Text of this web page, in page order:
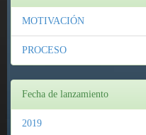
MOTIVACIÓN
PROCESO
Fecha de lanzamiento
2019